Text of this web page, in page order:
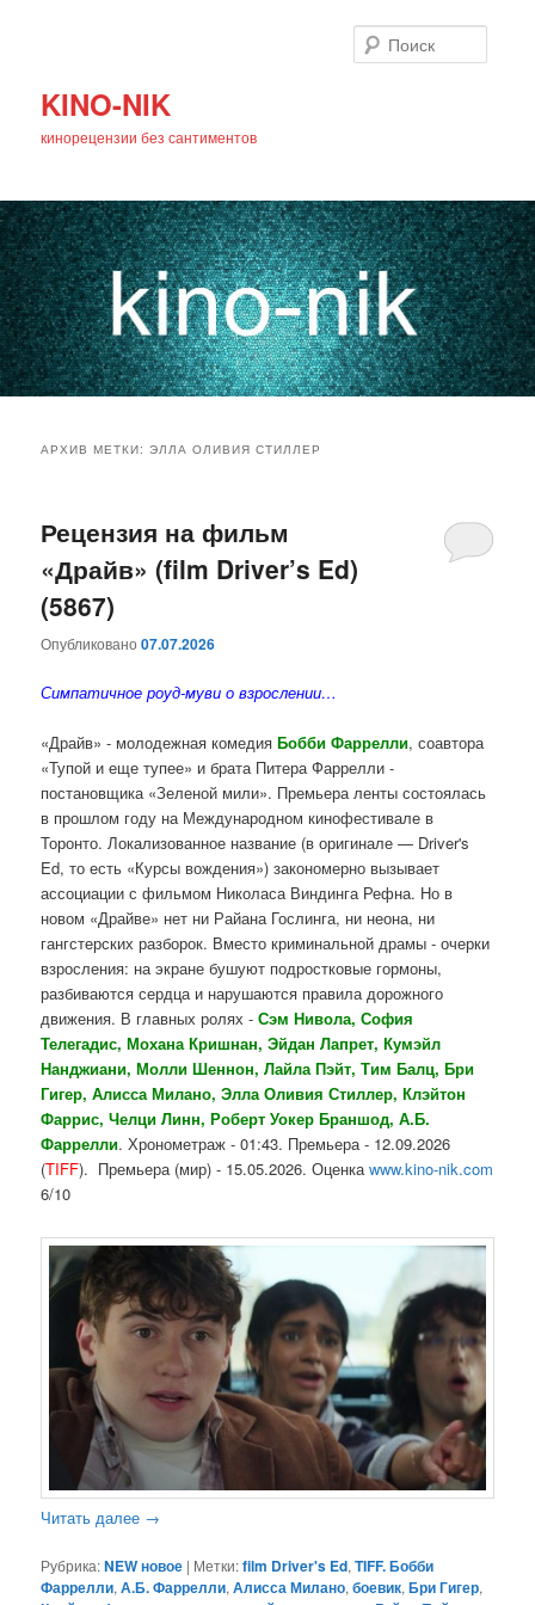
KINO-NIK
кинорецензии без сантиментов
основному
содержимому
дополнительному
содержимому
АРХИВ МЕТКИ:ЭЛЛА ОЛИВИЯ СТИЛЛЕР
Рецензия на фильм
«Драйв» (film Driver’s Ed)
(5867)
Опубликовано07.07.2026
Симпатичное роуд-муви о взрослении…
«Драйв» - молодежная комедияБобби Фаррелли, соавтора
«Тупой и еще тупее» и брата Питера Фаррелли -
постановщика «Зеленой мили». Премьера ленты состоялась
в прошлом году на Международном кинофестивале в
Торонто. Локализованное название (в оригинале — Driver's
Ed, то есть «Курсы вождения») закономерно вызывает
ассоциации с фильмом Николаса Виндинга Рефна. Но в
новом «Драйве» нет ни Райана Гослинга, ни неона, ни
гангстерских разборок. Вместо криминальной драмы - очерки
взросления: на экране бушуют подростковые гормоны,
разбиваются сердца и нарушаются правила дорожного
движения. В главных ролях -Сэм Нивола, София
Телегадис, Мохана Кришнан, Эйдан Лапрет, Кумэйл
Нанджиани, Молли Шеннон, Лайла Пэйт, Тим Балц, Бри
Гигер, Алисса Милано, Элла Оливия Стиллер, Клэйтон
Фаррис, Челци Линн, Роберт Уокер Браншод, А.Б.
Фаррелли. Хронометраж - 01:43. Премьера - 12.09.2026
(TIFF). Премьера (мир) - 15.05.2026. Оценкаwww.kino-nik.com
6/10
Читать далее →
Рубрика:NEW новое | Метки:film Driver's Ed,TIFF. Бобби
Фаррелли,А.Б. Фаррелли,Алисса Милано,боевик,Бри Гигер,